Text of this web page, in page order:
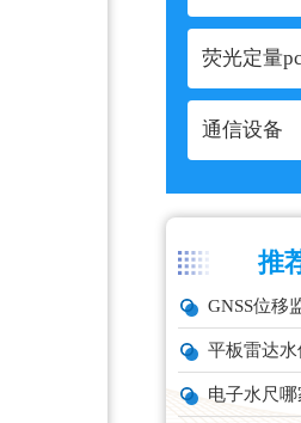
荧光定量
通信设备
推